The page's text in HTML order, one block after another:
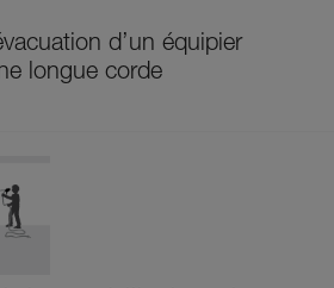
d’un équipier
longue corde